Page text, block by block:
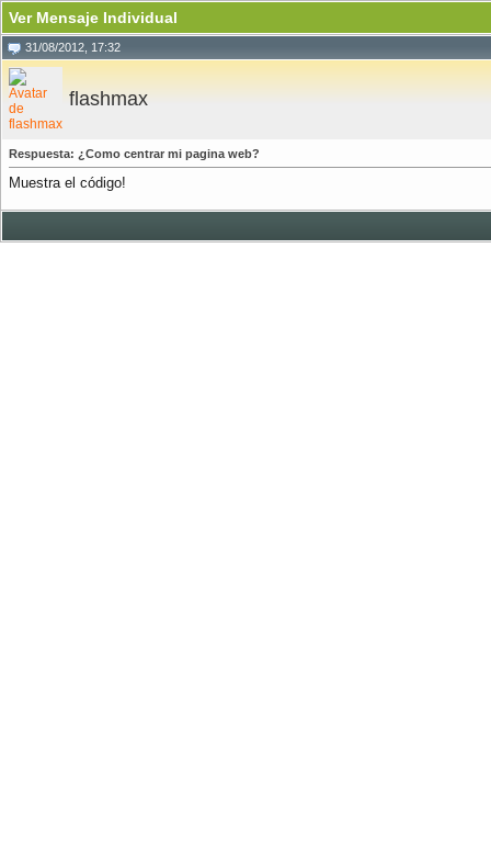
Ver Mensaje Individual
31/08/2012, 17:32
flashmax
Respuesta: ¿Como centrar mi pagina web?
Muestra el código!